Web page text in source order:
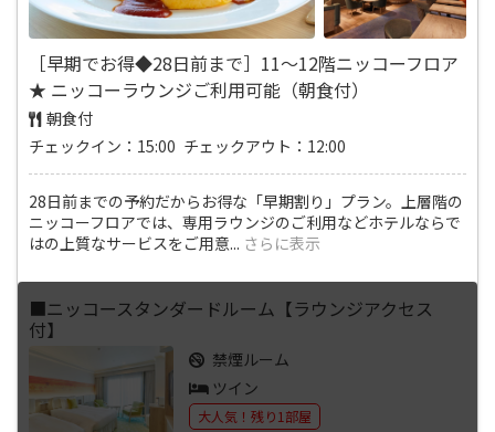
［早期でお得◆28日前まで］11～12階ニッコーフロア
★ ニッコーラウンジご利用可能（朝食付）
朝食付
チェックイン：15:00 チェックアウト：12:00
28日前までの予約だからお得な「早期割り」プラン。上層階の
ニッコーフロアでは、専用ラウンジのご利用などホテルならで
はの上質なサービスをご用意... さらに表示
■ニッコースタンダードルーム【ラウンジアクセス
付】
禁煙ルーム
ツイン
大人気！残り1部屋